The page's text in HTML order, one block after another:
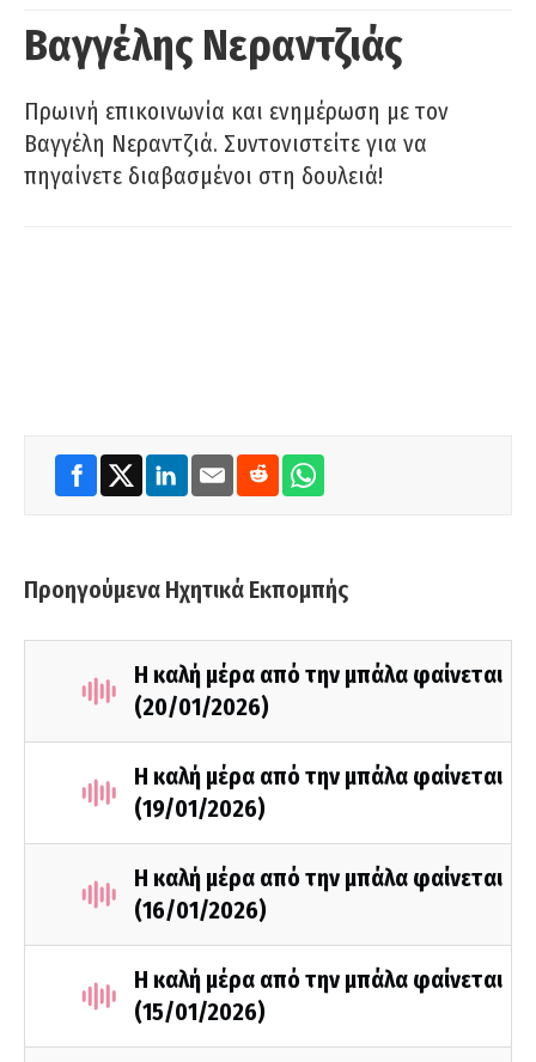
Βαγγέλης Νεραντζιάς
Πρωινή επικοινωνία και ενημέρωση με τον
Βαγγέλη Νεραντζιά. Συντονιστείτε για να
πηγαίνετε διαβασμένοι στη δουλειά!
Προηγούμενα Ηχητικά Εκπομπής
Η καλή μέρα από την μπάλα φαίνεται
(20/01/2026)
Η καλή μέρα από την μπάλα φαίνεται
(19/01/2026)
Η καλή μέρα από την μπάλα φαίνεται
(16/01/2026)
Η καλή μέρα από την μπάλα φαίνεται
(15/01/2026)